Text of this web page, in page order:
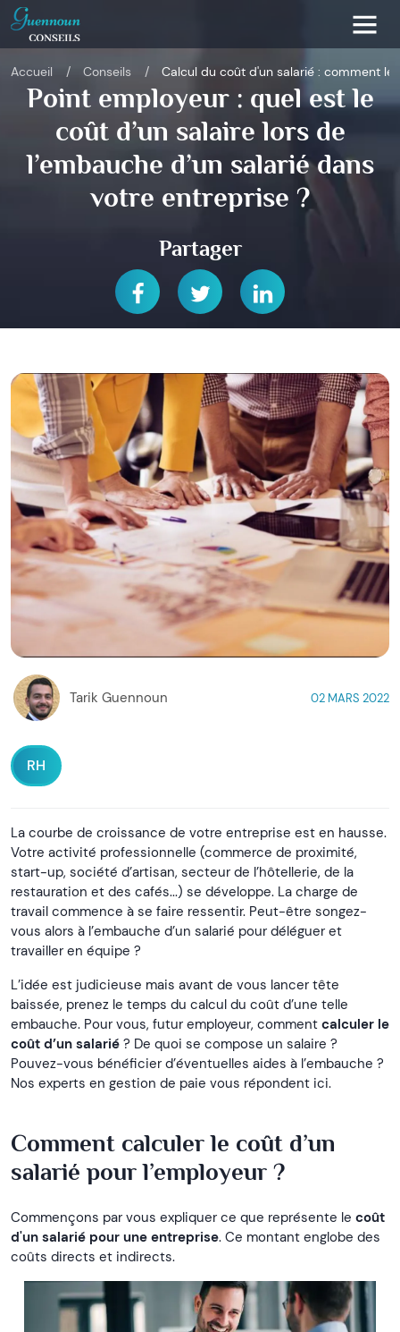
Accueil Conseils Calcul du coût d'un salarié : comment le
Point employeur : quel est le
coût d’un salaire lors de
l’embauche d’un salarié dans
votre entreprise ?
Partager
Tarik Guennoun 02 MARS 2022
RH
La courbe de croissance de votre entreprise est en hausse.
Votre activité professionnelle (commerce de proximité,
start-up, société d’artisan, secteur de l’hôtellerie, de la
restauration et des cafés...) se développe. La charge de
travail commence à se faire ressentir. Peut-être songez-
vous alors à l’embauche d’un salarié pour déléguer et
travailler en équipe ?
L’idée est judicieuse mais avant de vous lancer tête
baissée, prenez le temps du calcul du coût d’une telle
embauche. Pour vous, futur employeur, comment calculer le
coût d’un salarié ? De quoi se compose un salaire ?
Pouvez-vous bénéficier d’éventuelles aides à l’embauche ?
Nos experts en gestion de paie vous répondent ici.
Comment calculer le coût d’un
salarié pour l’employeur ?
Commençons par vous expliquer ce que représente le coût
d'un salarié pour une entreprise. Ce montant englobe des
coûts directs et indirects.